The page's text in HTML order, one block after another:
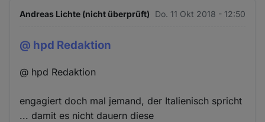
Andreas Lichte (nicht überprüft) Do. 11 Okt 2018 - 12:50
@ hpd Redaktion
@ hpd Redaktion
engagiert doch mal jemand, der Italienisch spricht
... damit es nicht dauern diese